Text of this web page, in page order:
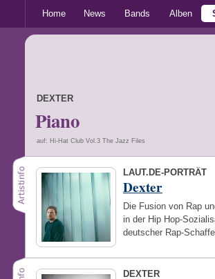
Home News Bands Alben
DEXTER
Piano
auf: Hi-Hat Club Vol.3 The Jazz Files
LAUT.DE-PORTRÄT
Dexter
Die Fusion von Rap
in der Hip Hop-
deutscher Rap-
DEXTER